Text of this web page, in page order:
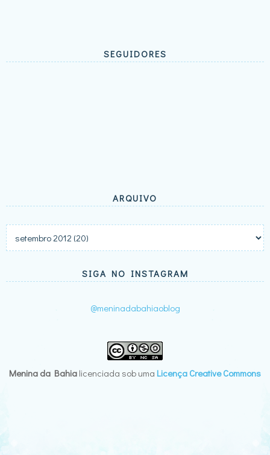
SEGUIDORES
ARQUIVO
SIGA NO INSTAGRAM
@meninadabahiaoblog
Menina da Bahia licenciada sob uma Licença Creative Commons